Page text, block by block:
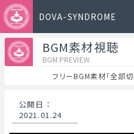
DOVA-SYNDROME
BGM素材視聴
BGM PREVIEW
フリーBGM素材「全部
公開日 ：
2021.01.24